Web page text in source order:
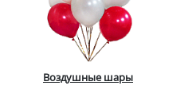
Воздушные шары